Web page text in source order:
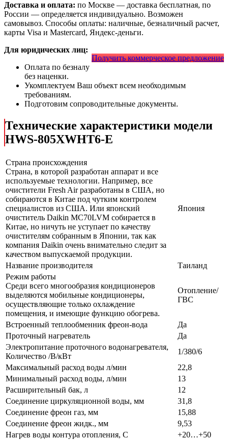
Доставка и оплата: по Москве — доставка бесплатная, по
России — определяется индивидуально. Возможен
самовывоз. Способы оплаты: наличные, безналичный расчет,
карты Visa и Mastercard, Яндекс-деньги.
Получить коммерческое предложение
Для юридических лиц:
Оплата по безналу
без наценки.
Укомплектуем Ваш объект всем необходимым
требованиям.
Подготовим сопроводительные документы.
Технические характеристики модели
HWS-805XWHT6-E
Страна происхождения
Страна, в которой разработан аппарат и все
используемые технологии. Например, все
очистители Fresh Air разработаны в США, но
собираются в Китае под чутким контролем
специалистов из США. Или японский
очиститель Daikin MC70LVM собирается в
Китае, но ничуть не уступает по качеству
очистителям собранным в Японии, так как
компания Daikin очень внимательно следит за
качеством выпускаемой продукции.
Япония
Название производителя
Таиланд
Режим работы
Среди всего многообразия кондиционеров
выделяются мобильные кондиционеры,
осуществляющие только охлаждение
помещения, и имеющие функцию обогрева.
Отопление/
ГВС
Встроенный теплообменник фреон-вода
Да
Проточный нагреватель
Да
Электропитание проточного водонагревателя,
Количество /В/кВт
1/380/6
Максимальный расход воды л/мин
22,8
Минимальный расход воды, л/мин
13
Расширительный бак, л
12
Соединение циркуляционной воды, мм
31,8
Соединение фреон газ, мм
15,88
Соединение фреон жидк., мм
9,53
Нагрев воды контура отопления, С
+20…+50